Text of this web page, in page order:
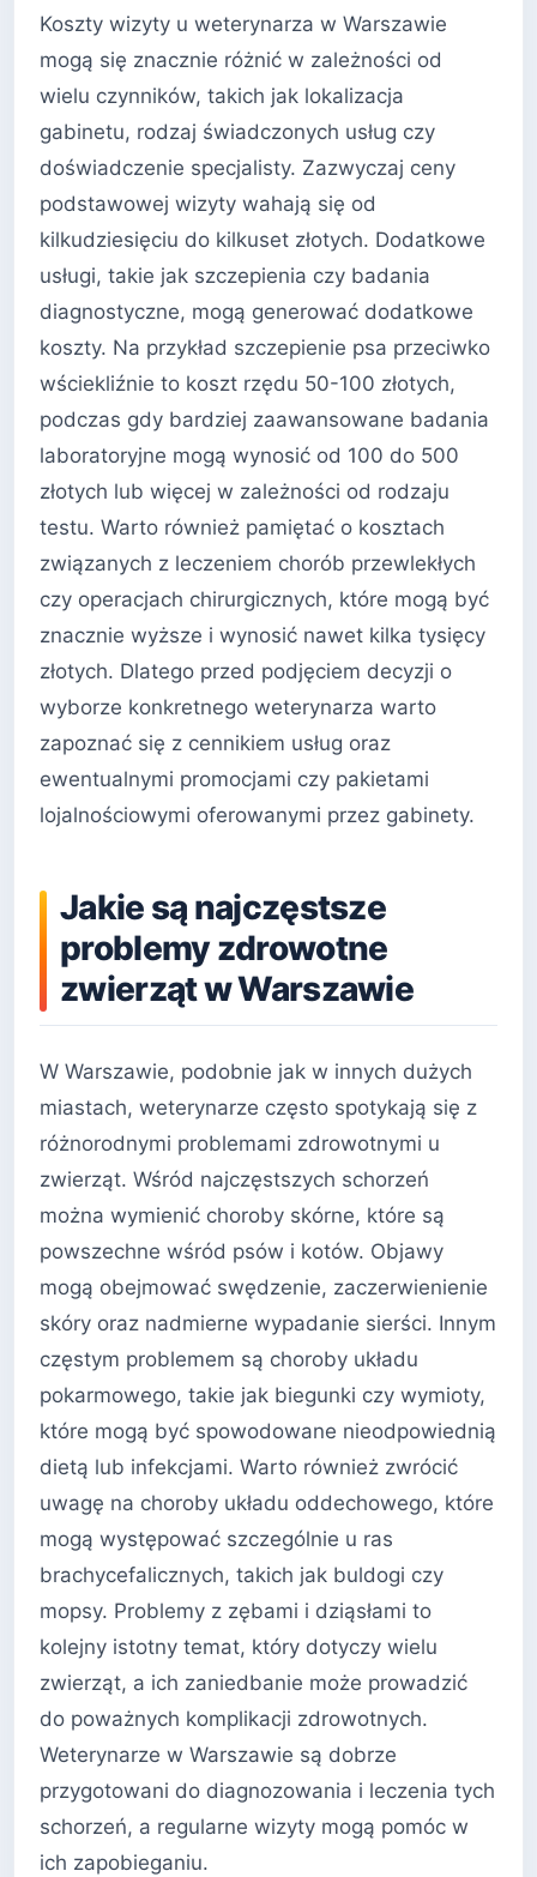
Koszty wizyty u weterynarza w Warszawie
mogą się znacznie różnić w zależności od
wielu czynników, takich jak lokalizacja
gabinetu, rodzaj świadczonych usług czy
doświadczenie specjalisty. Zazwyczaj ceny
podstawowej wizyty wahają się od
kilkudziesięciu do kilkuset złotych. Dodatkowe
usługi, takie jak szczepienia czy badania
diagnostyczne, mogą generować dodatkowe
koszty. Na przykład szczepienie psa przeciwko
wściekliźnie to koszt rzędu 50-100 złotych,
podczas gdy bardziej zaawansowane badania
laboratoryjne mogą wynosić od 100 do 500
złotych lub więcej w zależności od rodzaju
testu. Warto również pamiętać o kosztach
związanych z leczeniem chorób przewlekłych
czy operacjach chirurgicznych, które mogą być
znacznie wyższe i wynosić nawet kilka tysięcy
złotych. Dlatego przed podjęciem decyzji o
wyborze konkretnego weterynarza warto
zapoznać się z cennikiem usług oraz
ewentualnymi promocjami czy pakietami
lojalnościowymi oferowanymi przez gabinety.
Jakie są najczęstsze
problemy zdrowotne
zwierząt w Warszawie
W Warszawie, podobnie jak w innych dużych
miastach, weterynarze często spotykają się z
różnorodnymi problemami zdrowotnymi u
zwierząt. Wśród najczęstszych schorzeń
można wymienić choroby skórne, które są
powszechne wśród psów i kotów. Objawy
mogą obejmować swędzenie, zaczerwienienie
skóry oraz nadmierne wypadanie sierści. Innym
częstym problemem są choroby układu
pokarmowego, takie jak biegunki czy wymioty,
które mogą być spowodowane nieodpowiednią
dietą lub infekcjami. Warto również zwrócić
uwagę na choroby układu oddechowego, które
mogą występować szczególnie u ras
brachycefalicznych, takich jak buldogi czy
mopsy. Problemy z zębami i dziąsłami to
kolejny istotny temat, który dotyczy wielu
zwierząt, a ich zaniedbanie może prowadzić
do poważnych komplikacji zdrowotnych.
Weterynarze w Warszawie są dobrze
przygotowani do diagnozowania i leczenia tych
schorzeń, a regularne wizyty mogą pomóc w
ich zapobieganiu.